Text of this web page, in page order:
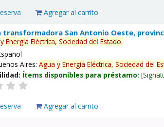
Agregar al carrito
transformadora San Antonio Oeste,
y Energía Eléctrica, Sociedad delEstado.
Aires:Agua y Energía Eléctrica, Sociedad del
Ítems disponibles para préstamo:
Agregar al carrito